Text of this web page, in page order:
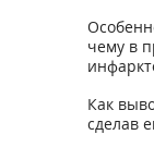
чему в
Как
сделав